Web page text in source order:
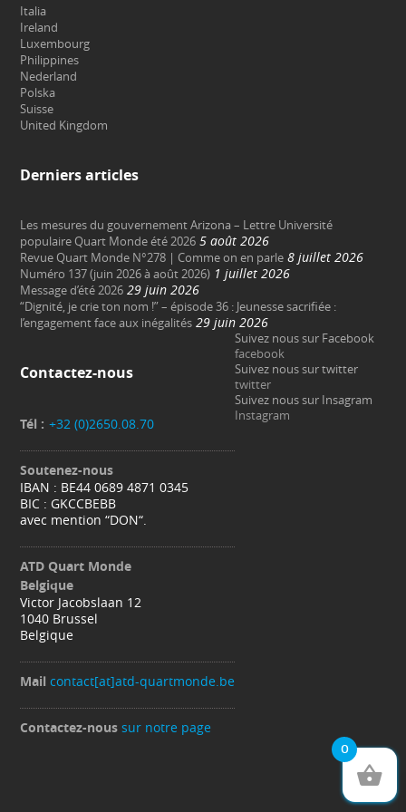
Italia
Ireland
Luxembourg
Philippines
Nederland
Polska
Suisse
United Kingdom
Derniers articles
Les mesures du gouvernement Arizona – Lettre Université
populaire Quart Monde été 2026 5 août 2026
Revue Quart Monde N°278 | Comme on en parle 8 juillet 2026
Numéro 137 (juin 2026 à août 2026) 1 juillet 2026
Message d’été 2026 29 juin 2026
“Dignité, je crie ton nom !” – épisode 36 : Jeunesse sacrifiée :
l’engagement face aux inégalités 29 juin 2026
Contactez-nous
Tél : +32 (0)2650.08.70
Soutenez-nous
IBAN : BE44 0689 4871 0345
BIC : GKCCBEBB
avec mention “DON“.
ATD Quart Monde
Belgique
Victor Jacobslaan 12
1040 Brussel
Belgique
Mailcontact[at]atd-quartmonde.be
Contactez-nous sur notre page
Suivez nous sur Facebook
facebook
Suivez nous sur twitter
twitter
Suivez nous sur Insagram
Instagram
0